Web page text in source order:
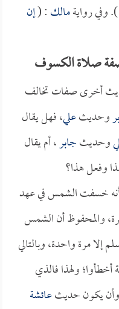
). وفي روايةمالك: (إن
صفة صلاة الكسوف
أخرى صفات تخالف
وحديثعلي، فهل يقال
وحديثجابر، أم يقال
وفعل هذا؟
أنه خسفت الشمس في عهد
والمحفوظ أن الشمس
مرة واحدة، وبالتالي
ولهذا فالذي
وأن يكون حديثعائشة